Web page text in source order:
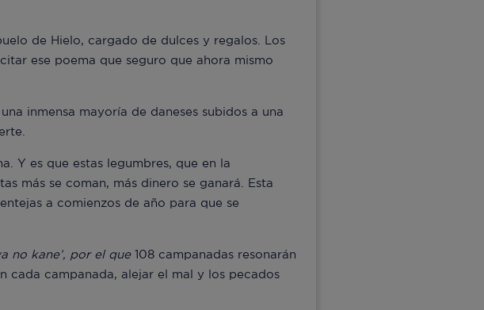
de Hielo, cargado de dulces y regalos. Los
ese poema que seguro que ahora mismo
inmensa mayoría de daneses subidos a una
Y es que estas legumbres, que en la
más se coman, más dinero se ganará. Esta
a comienzos de año para que se
no kane’, por el que 108 campanadas resonarán
cada campanada, alejar el mal y los pecados